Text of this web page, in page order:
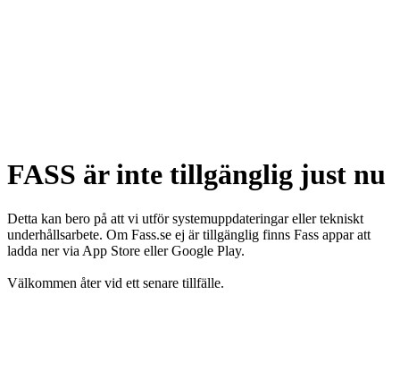
FASS är inte tillgänglig just nu
Detta kan bero på att vi utför systemuppdateringar eller tekniskt
underhållsarbete. Om Fass.se ej är tillgänglig finns Fass appar att
ladda ner via App Store eller Google Play.
Välkommen åter vid ett senare tillfälle.